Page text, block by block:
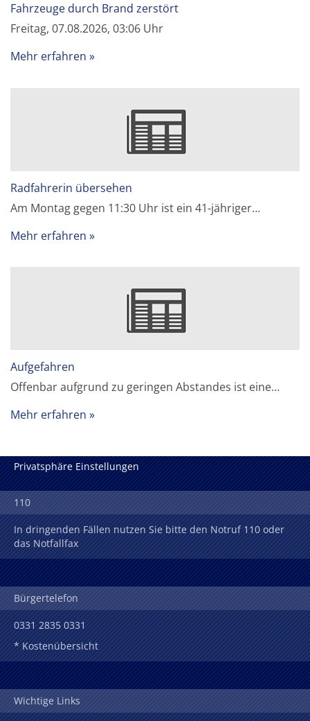
Fahrzeuge durch Brand zerstört
Freitag, 07.08.2026, 03:06 Uhr
Mehr erfahren
Radfahrerin übersehen
Am Montag gegen 11:30 Uhr ist ein 41-jähriger…
Mehr erfahren
Aufgefahren
Offenbar aufgrund zu geringen Abstandes ist eine…
Mehr erfahren
Privatsphäre Einstellungen
110
In dringenden Fällen nutzen Sie bitte den Notruf 110 oder
das Notfallfax
Bürgertelefon
0331 2835 0331
* Kostenübersicht
Wichtige Links